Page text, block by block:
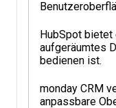
HubSpot
aufgeräumtes
bedienen ist.
monday CRM
anpassbare